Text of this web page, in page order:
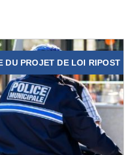
DU PROJET DE LOI RIPOST